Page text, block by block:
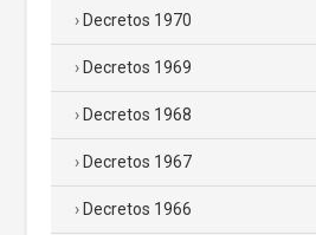
Decretos 1970
Decretos 1969
Decretos 1968
Decretos 1967
Decretos 1966